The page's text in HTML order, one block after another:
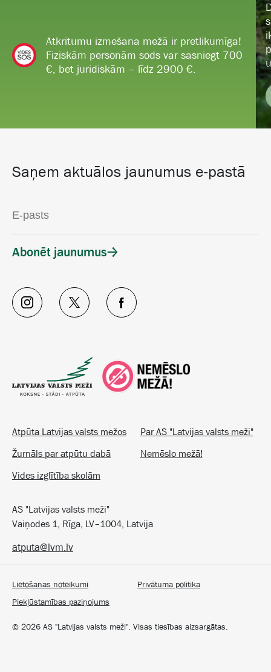
Atkritumu izmešana mežā ir pretlikumīga!
Fiziskām personām sods var sasniegt 700
€, bet juridiskām – līdz 2900 €.
Atpūta Latvijas valsts mežos
Par AS "Latvijas valsts meži"
Žurnāls par atpūtu dabā
Nemēslo mežā!
Vides izglītība skolām
AS "Latvijas valsts meži"
Vaiņodes 1, Rīga, LV–1004, Latvija
Saņem aktuālos jaunumus e-pastā
Abonēt jaunumus
© 2026 AS "Latvijas valsts meži". Visas tiesības aizsargātas.
Lietošanas noteikumi
Privātuma politika
Piekļūstamības paziņojums
atputa@lvm.lv